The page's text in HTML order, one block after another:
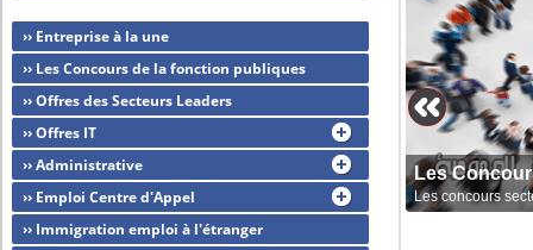
Les
Les concours
›› Entreprise à la une
›› Les Concours de la fonction publiques
›› Offres des Secteurs Leaders
›› Offres IT
›› Administrative
›› Emploi Centre d'Appel
›› Immigration emploi à l'étranger